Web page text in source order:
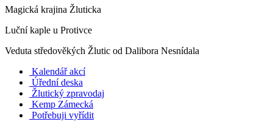
Magická krajina Žluticka
Luční kaple u Protivce
Veduta středověkých Žlutic od Dalibora Nesnídala
Kalendář akcí
Úřední deska
Žlutický zpravodaj
Kemp Zámecká
Potřebuji vyřídit